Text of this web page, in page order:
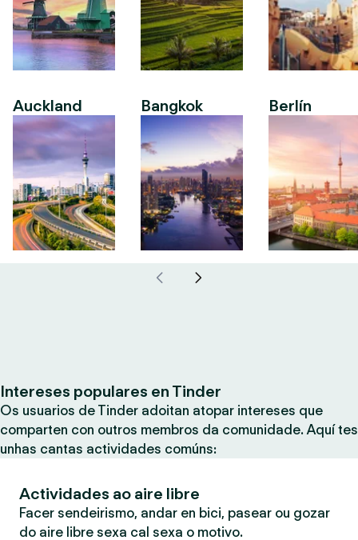
Auckland Bangkok Berlín
Intereses populares en Tinder
Os usuarios de Tinder adoitan atopar intereses que
comparten con outros membros da comunidade. Aquí tes
unhas cantas actividades comúns:
Actividades ao aire libre
Facer sendeirismo, andar en bici, pasear ou gozar
do aire libre sexa cal sexa o motivo.